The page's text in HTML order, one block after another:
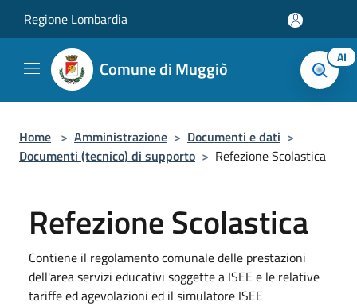
Regione Lombardia
Comune di Muggiò AI
Home > Amministrazione > Documenti e dati >
Documenti (tecnico) di supporto > Refezione Scolastica
Refezione Scolastica
Contiene il regolamento comunale delle prestazioni
dell'area servizi educativi soggette a ISEE e le relative
tariffe ed agevolazioni ed il simulatore ISEE